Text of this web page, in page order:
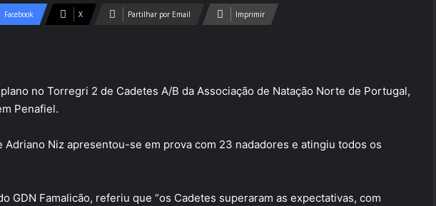
Facebook X Partilhar por Email Imprimir
no Torregri 2 de Cadetes A/B da Associação de Natação Norte de Portugal,
Penafiel.
Adriano Niz apresentou-se em prova com 23 nadadores e atingiu todos os
GDN Famalicão, referiu que “os Cadetes superaram as expectativas, com